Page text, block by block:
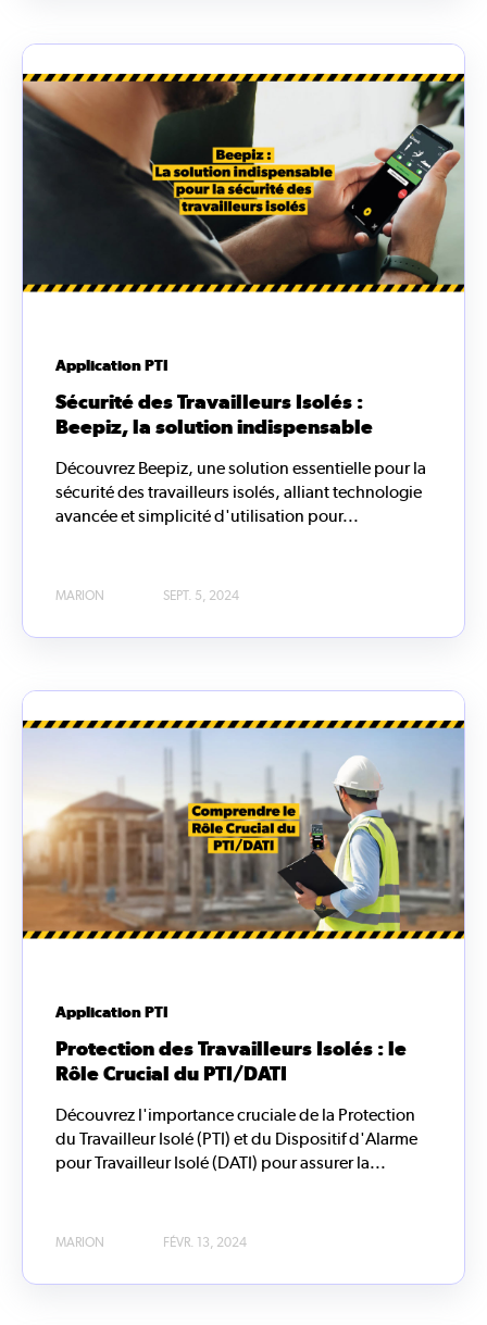
Application PTI
Sécurité des Travailleurs Isolés :
Beepiz, la solution indispensable
Découvrez Beepiz, une solution essentielle pour la
sécurité des travailleurs isolés, alliant technologie
avancée et simplicité d'utilisation pour...
MARION SEPT. 5, 2024
Application PTI
Protection des Travailleurs Isolés : le
Rôle Crucial du PTI/DATI
Découvrez l'importance cruciale de la Protection
du Travailleur Isolé (PTI) et du Dispositif d'Alarme
pour Travailleur Isolé (DATI) pour assurer la...
MARION FÉVR. 13, 2024